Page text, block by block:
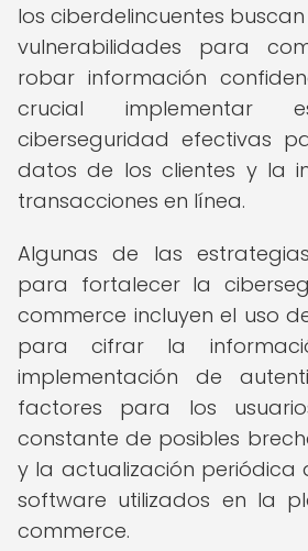
los ciberdelincuentes
vulnerabilidades para
robar información
crucial implementar
ciberseguridad efectivas
datos de los clientes y la
transacciones en línea.
Algunas de las
para fortalecer la
commerce incluyen el uso
para cifrar la
implementación de
factores para los
constante de posibles
y la actualización periódica
software utilizados en la
commerce.